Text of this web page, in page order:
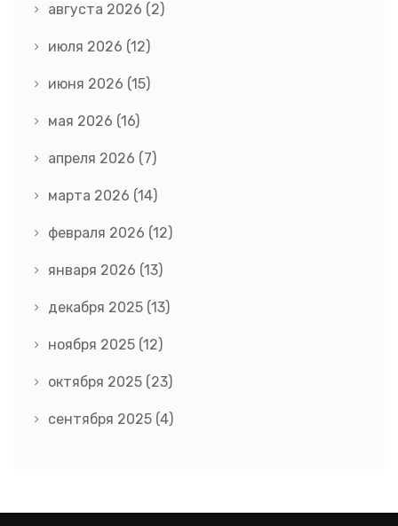
августа 2026 (2)
июля 2026 (12)
июня 2026 (15)
мая 2026 (16)
апреля 2026 (7)
марта 2026 (14)
февраля 2026 (12)
января 2026 (13)
декабря 2025 (13)
ноября 2025 (12)
октября 2025 (23)
сентября 2025 (4)